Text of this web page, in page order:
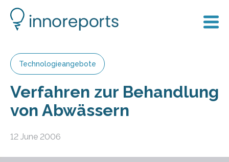
Technologieangebote
Verfahren zur Behandlung
von Abwässern
12 June 2006